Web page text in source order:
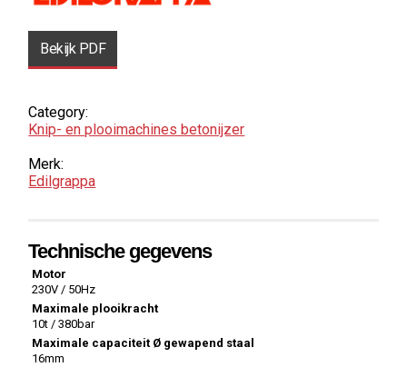
Bekijk PDF
Category:
Knip- en plooi­machines betonijzer
Merk:
Edilgrappa
Technische gegevens
Motor
230V / 50Hz
Maximale plooikracht
10t / 380bar
Maximale capaciteit Ø gewapend staal
16mm